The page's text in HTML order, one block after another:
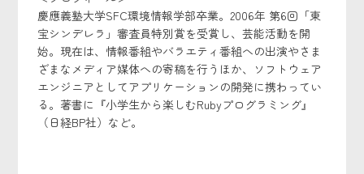
慶應義塾大学SFC環境情報学部卒業。2006年 第6回「東
宝シンデレラ」審査員特別賞を受賞し、芸能活動を開
始。現在は、情報番組やバラエティ番組への出演やさま
ざまなメディア媒体への寄稿を行うほか、ソフトウェア
エンジニアとしてアプリケーションの開発に携わってい
る。著書に『小学生から楽しむRubyプログラミング』
（日経BP社）など。